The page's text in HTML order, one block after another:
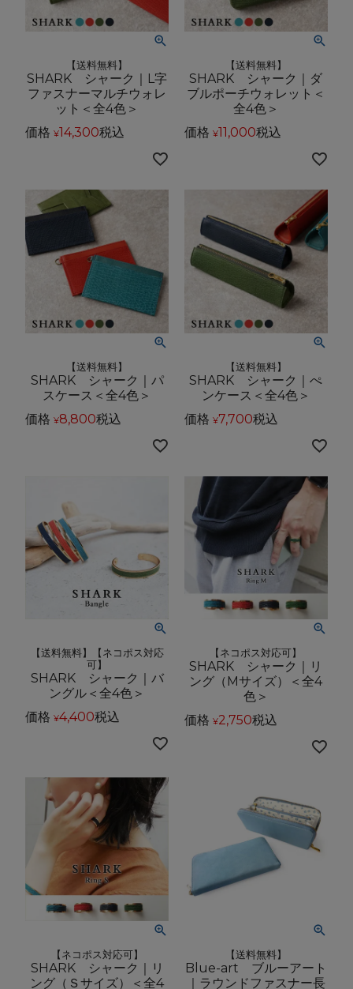
【送料無料】
SHARK シャーク｜L字
ファスナーマルチウォレ
ット＜全4色＞
価格 ¥14,300税込
【送料無料】
SHARK シャーク｜ダ
ブルポーチウォレット＜
全4色＞
価格 ¥11,000税込
【送料無料】
SHARK シャーク｜パ
スケース＜全4色＞
価格 ¥8,800税込
【送料無料】
SHARK シャーク｜ぺ
ンケース＜全4色＞
価格 ¥7,700税込
【送料無料】【ネコポス対応
可】
SHARK シャーク｜バ
ングル＜全4色＞
価格 ¥4,400税込
【ネコポス対応可】
SHARK シャーク｜リ
ング（Mサイズ）＜全4
色＞
価格 ¥2,750税込
【ネコポス対応可】
SHARK シャーク｜リ
ング（Ｓサイズ）＜全4
【送料無料】
Blue-art ブルーアート
｜ラウンドファスナー長